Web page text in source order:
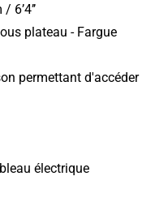
plateau - Fargue
permettant d'accéder
électrique